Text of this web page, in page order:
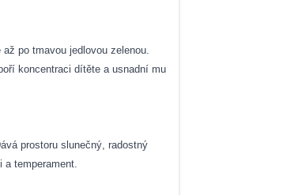
po tmavou jedlovou zelenou.
koncentraci dítěte a usnadní mu
prostoru slunečný, radostný
a temperament.